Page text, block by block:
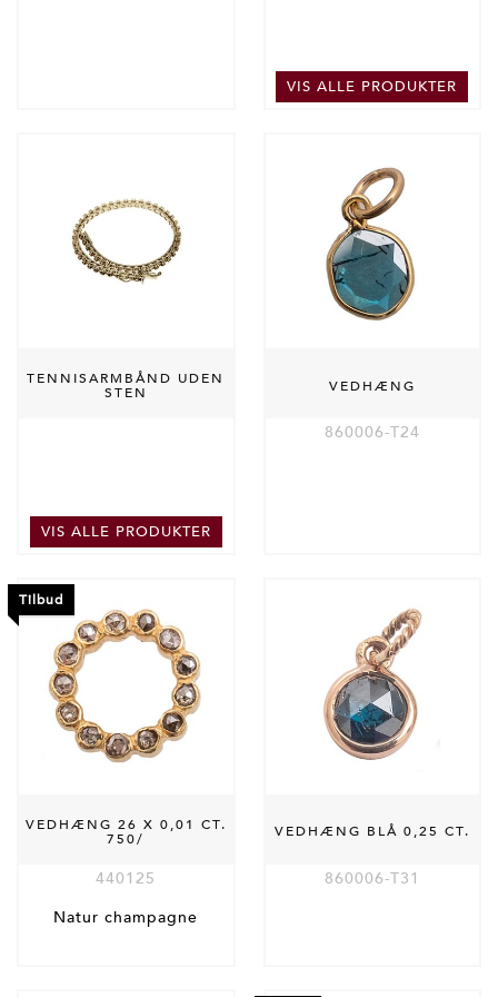
VIS ALLE PRODUKTER
TENNISARMBÅND UDEN
STEN
VIS ALLE PRODUKTER
VEDHÆNG
860006-T24
Tilbud
VEDHÆNG 26 X 0,01 CT.
750/
440125
Natur champagne
VEDHÆNG BLÅ 0,25 CT.
860006-T31